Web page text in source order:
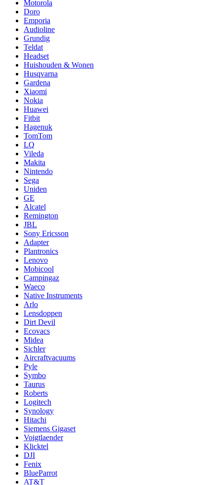
Motorola
Doro
Emporia
Audioline
Grundig
Teldat
Headset
Huishouden & Wonen
Husqvarna
Gardena
Xiaomi
Nokia
Huawei
Fitbit
Hagenuk
TomTom
LQ
Vileda
Makita
Nintendo
Sega
Uniden
GE
Alcatel
Remington
JBL
Sony Ericsson
Adapter
Plantronics
Lenovo
Mobicool
Campingaz
Waeco
Native Instruments
Arlo
Lensdoppen
Dirt Devil
Ecovacs
Midea
Sichler
Aircraftvacuums
Pyle
Symbo
Taurus
Roberts
Logitech
Synology
Hitachi
Siemens Gigaset
Voigtlaender
Klicktel
DJI
Fenix
BlueParrot
AT&T